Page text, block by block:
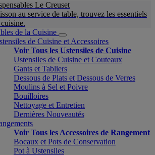
Le Creuset
au service de table, trouvez les essentiels
de la Cuisine
de Cuisine et Accessoires
Voir Tous les Ustensiles de Cuisine
Ustensiles de Cuisine et Couteaux
Gants et Tabliers
Dessous de Plats et Dessous de Verres
Moulins à Sel et Poivre
Bouilloires
Nettoyage et Entretien
Dernières Nouveautés
Voir Tous les Accessoires de Rangement
Bocaux et Pots de Conservation
Pot à Ustensiles